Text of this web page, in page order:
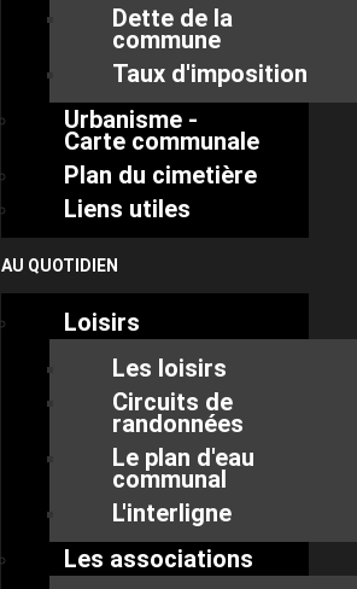
Dette de la
commune
Taux d'imposition
Urbanisme -
Carte communale
Plan du cimetière
Liens utiles
AU QUOTIDIEN
Loisirs
Les loisirs
Circuits de
randonnées
Le plan d'eau
communal
L'interligne
Les associations